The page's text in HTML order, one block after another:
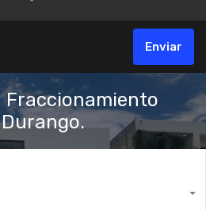
Enviar
Fraccionamiento